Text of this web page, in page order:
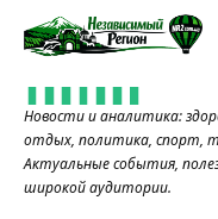
Новости и аналитика:
отдых, политика, спорт,
Актуальные события,
широкой аудитории.